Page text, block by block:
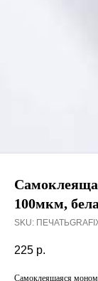
100мкм,
SKU:
225 р.
Самоклеящаяся